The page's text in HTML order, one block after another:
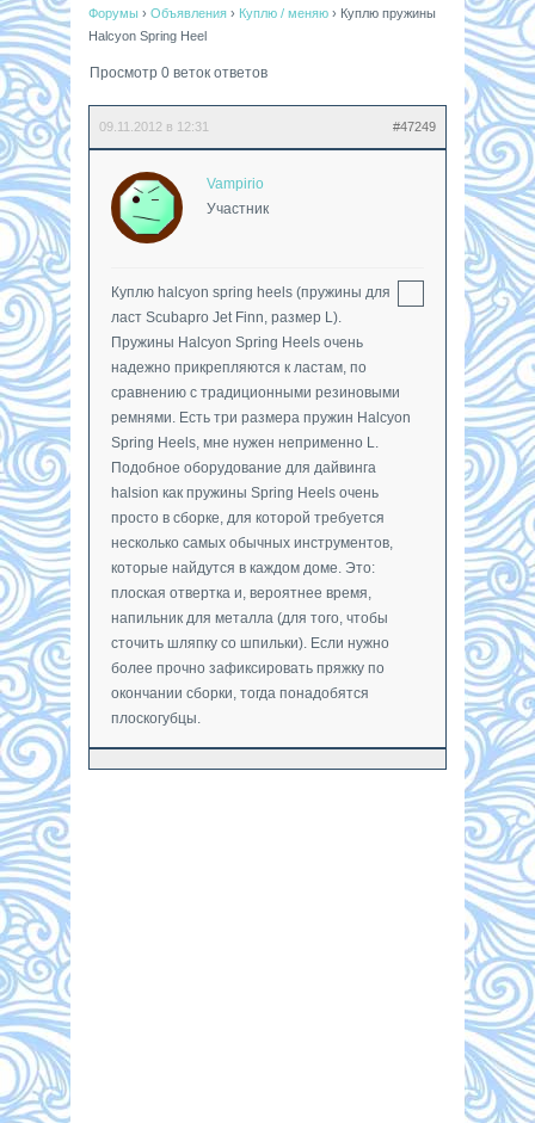
Форумы › Объявления › Куплю / меняю › Куплю пружины
Halcyon Spring Heel
Просмотр 0 веток ответов
09.11.2012 в 12:31 #47249
Vampirio
Участник
Куплю halcyon spring heels (пружины для
ласт Scubapro Jet Finn, размер L).
Пружины Halcyon Spring Heels очень
надежно прикрепляются к ластам, по
сравнению с традиционными резиновыми
ремнями. Есть три размера пружин Halcyon
Spring Heels, мне нужен неприменно L.
Подобное оборудование для дайвинга
halsion как пружины Spring Heels очень
просто в сборке, для которой требуется
несколько самых обычных инструментов,
которые найдутся в каждом доме. Это:
плоская отвертка и, вероятнее время,
напильник для металла (для того, чтобы
сточить шляпку со шпильки). Если нужно
более прочно зафиксировать пряжку по
окончании сборки, тогда понадобятся
плоскогубцы.